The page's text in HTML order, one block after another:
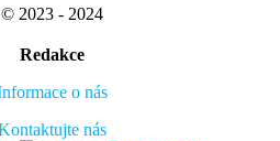
© 2023 - 2024
Redakce
o nás
nás